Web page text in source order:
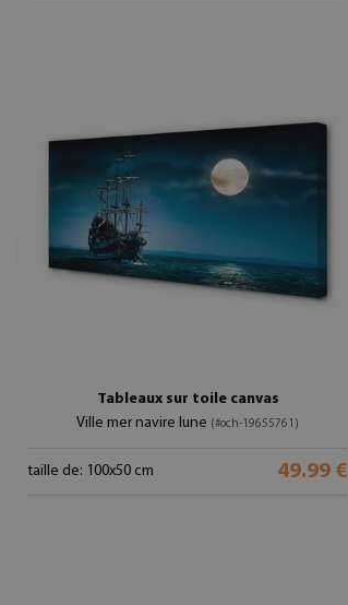
Tableaux sur toile canvas
Ville mer navire lune (#och-19655761)
taille de: 100x50 cm 49.99 €